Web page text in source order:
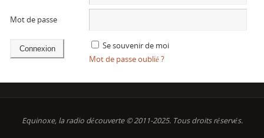
Mot de passe
Se souvenir de moi
Mot de passe oublié ?
Equinoxe, la radio découverte © 2011-2025. Tous droits réservés.